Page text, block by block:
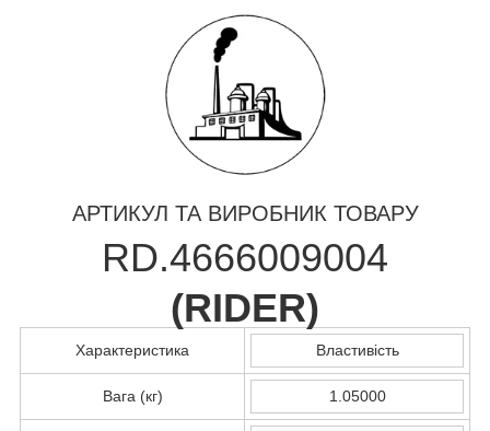
АРТИКУЛ ТА ВИРОБНИК ТОВАРУ
RD.4666009004
(RIDER)
Характеристика Властивість
Вага (кг) 1.05000